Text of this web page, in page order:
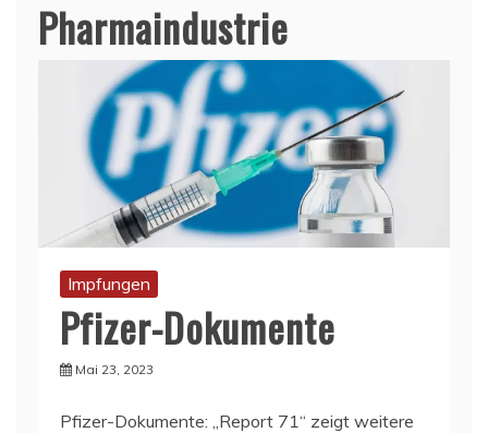
Pharmaindustrie
Impfungen
Pfizer-Dokumente
Mai 23, 2023
Pfizer-Dokumente: „Report 71“ zeigt weitere